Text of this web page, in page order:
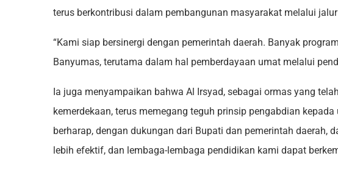
terus berkontribusi dalam pembangunan masyarakat melalui
“Kami siap bersinergi dengan pemerintah daerah. Banyak
Banyumas, terutama dalam hal pemberdayaan umat melalui
Ia juga menyampaikan bahwa Al Irsyad, sebagai ormas yang
kemerdekaan, terus memegang teguh prinsip pengabdian
berharap, dengan dukungan dari Bupati dan pemerintah daerah,
lebih efektif, dan lembaga-lembaga pendidikan kami dapat